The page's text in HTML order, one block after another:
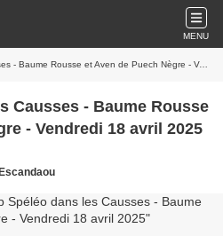
MENU
Rousse et Aven de Puech Nègre - Vendredi 18 avril 2025
Baume Rousse
- Vendredi 18 avril 2025